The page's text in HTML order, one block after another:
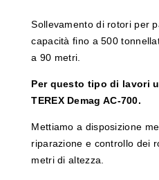
Sollevamento di rotori per
capacità fino a 500
a 90 metri.
Per questo tipo di lavori
TEREX Demag AC-700.
Mettiamo a disposizione
riparazione e controllo dei
metri di altezza.